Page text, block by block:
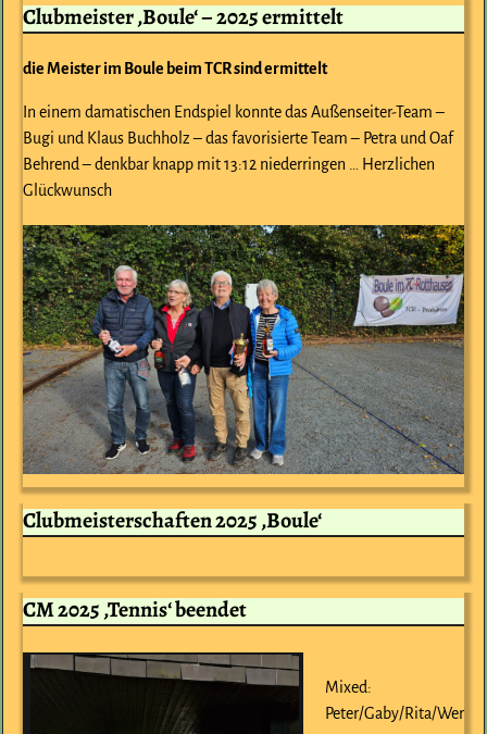
Clubmeister ‚Boule‘ – 2025 ermittelt
die Meister im Boule beim TCR sind ermittelt
In einem damatischen Endspiel konnte das Außenseiter-Team –
Bugi und Klaus Buchholz – das favorisierte Team – Petra und Oaf
Behrend – denkbar knapp mit 13:12 niederringen … Herzlichen
Glückwunsch
Clubmeisterschaften 2025 ‚Boule‘
CM 2025 ‚Tennis‘ beendet
Mixed:
Peter/Gaby/Rita/Wer